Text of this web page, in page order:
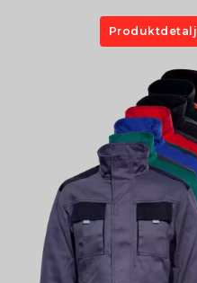
Produktdetalj